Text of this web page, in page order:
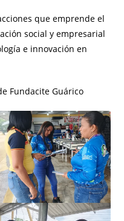
que emprende el
social y empresarial
e innovación en
Fundacite Guárico